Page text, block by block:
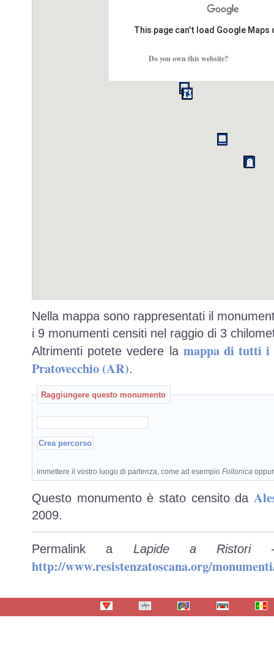
This page can't load Google
Do you own this website?
Nella mappa sono rappresentati il
i 9 monumenti censiti nel raggio di 3
Altrimenti potete vedere la mappa di tutti i
Pratovecchio (AR).
Raggiungere questo monumento
immettere il vostro luogo di partenza, come ad esempio Follonica
Questo monumento è stato censito da
2009.
Permalink a Lapide a Ristori -
http://www.resistenzatoscana.org/